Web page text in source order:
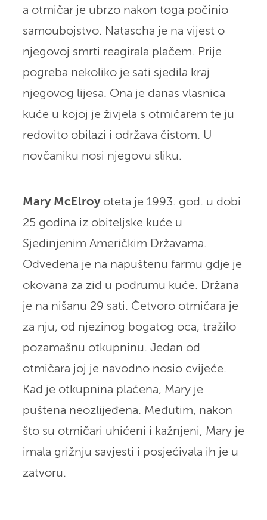
a otmičar je ubrzo nakon toga počinio
samoubojstvo. Natascha je na vijest o
njegovoj smrti reagirala plačem. Prije
pogreba nekoliko je sati sjedila kraj
njegovog lijesa. Ona je danas vlasnica
kuće u kojoj je živjela s otmičarem te ju
redovito obilazi i održava čistom. U
novčaniku nosi njegovu sliku.
Mary McElroyoteta je 1993. god. u dobi
25 godina iz obiteljske kuće u
Sjedinjenim Američkim Državama.
Odvedena je na napuštenu farmu gdje je
okovana za zid u podrumu kuće. Držana
je na nišanu 29 sati. Četvoro otmičara je
za nju, od njezinog bogatog oca, tražilo
pozamašnu otkupninu. Jedan od
otmičara joj je navodno nosio cvijeće.
Kad je otkupnina plaćena, Mary je
puštena neozlijeđena. Međutim, nakon
što su otmičari uhićeni i kažnjeni, Mary je
imala grižnju savjesti i posjećivala ih je u
zatvoru.